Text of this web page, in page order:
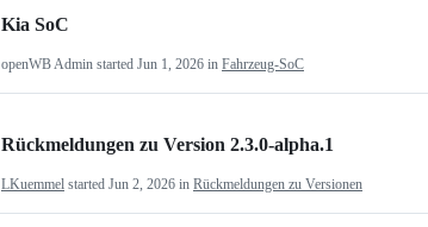
Kia SoC
openWB Admin started Jun 1, 2026 in Fahrzeug-SoC
Rückmeldungen zu Version 2.3.0-alpha.1
LKuemmel started Jun 2, 2026 in Rückmeldungen zu Versionen